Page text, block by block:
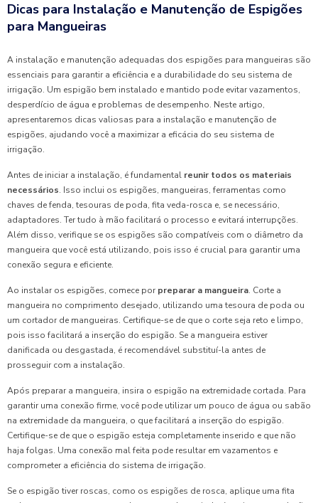
Dicas para Instalação e Manutenção de Espigões
para Mangueiras
A instalação e manutenção adequadas dos espigões para mangueiras são
essenciais para garantir a eficiência e a durabilidade do seu sistema de
irrigação. Um espigão bem instalado e mantido pode evitar vazamentos,
desperdício de água e problemas de desempenho. Neste artigo,
apresentaremos dicas valiosas para a instalação e manutenção de
espigões, ajudando você a maximizar a eficácia do seu sistema de
irrigação.
Antes de iniciar a instalação, é fundamental reunir todos os materiais
necessários. Isso inclui os espigões, mangueiras, ferramentas como
chaves de fenda, tesouras de poda, fita veda-rosca e, se necessário,
adaptadores. Ter tudo à mão facilitará o processo e evitará interrupções.
Além disso, verifique se os espigões são compatíveis com o diâmetro da
mangueira que você está utilizando, pois isso é crucial para garantir uma
conexão segura e eficiente.
Ao instalar os espigões, comece por preparar a mangueira. Corte a
mangueira no comprimento desejado, utilizando uma tesoura de poda ou
um cortador de mangueiras. Certifique-se de que o corte seja reto e limpo,
pois isso facilitará a inserção do espigão. Se a mangueira estiver
danificada ou desgastada, é recomendável substituí-la antes de
prosseguir com a instalação.
Após preparar a mangueira, insira o espigão na extremidade cortada. Para
garantir uma conexão firme, você pode utilizar um pouco de água ou sabão
na extremidade da mangueira, o que facilitará a inserção do espigão.
Certifique-se de que o espigão esteja completamente inserido e que não
haja folgas. Uma conexão mal feita pode resultar em vazamentos e
comprometer a eficiência do sistema de irrigação.
Se o espigão tiver roscas, como os espigões de rosca, aplique uma fita